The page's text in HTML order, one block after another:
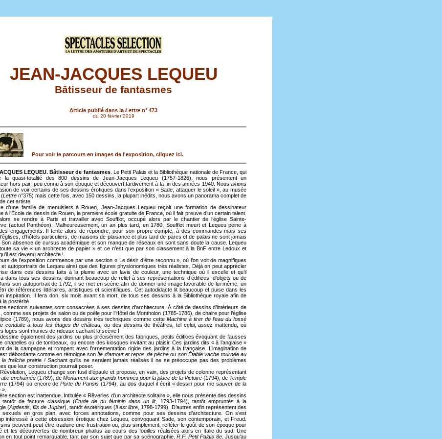
JEAN-JACQUES LEQUEU
Bâtisseur de fantasmes
Article publié dans laLettre n° 473
du 20 février 2019
Pour voir le parcours en images de l'exposition, cliquez ici.
LEQUEU. Bâtisseur de fantasmes. Le Petit Palais et la Bibliothèque nationale de France, qui
la quasi-totalité des 800 dessins de Jean-Jacques Lequeu (1757-1826), nous présentent un
hors pair, peu connu à son époque et découvert tardivement à la fin des années 1940. Nous avions
de voir certains de ses dessins érotiques dans l’exposition « Sade, attaquer le soleil », au musée
(Lettre n°375) mais cette fois, avec 150 dessins, la plupart inédits, nous avons un panorama complet de
cet artiste.
d’une famille de menuisiers à Rouen, Jean-Jacques Lequeu reçoit une formation de dessinateur
à l’École de dessin de Rouen, la première école gratuite de France, où il fait preuve d’un certain talent.
se rendre à Paris et travailler avec Soufflot, occupé alors par le chantier de l’église Sainte-
(actuel Panthéon). Malheureusement, un an plus tard, en 1780, Soufflot meurt et Lequeu peine à
engagements. Il tente alors de répondre, pour son propre compte, à des commandes mais ses
d’hôtels particuliers, de maisons de plaisance et plus tard de parcs et de palais ne sont jamais
Son absence de cursus académique et son manque de réseaux en sont sans doute la cause. Lequeu
sa vie « un architecte de papier » et ce n’est que par son classement à la BnF entre Ledoux et
est devenu architecte !
de l’exposition commence par une section « Le désir d’être reconnu », où l’on voit de magnifiques
et autoportraits de Lequeu ainsi que des figures physionomiques très réalistes. Déjà on peut apprécier
dans ces dessins faits à la plume avec un lavis de couleur, une technique où il excelle et qu’il
dans tous ses dessins, donnant beaucoup de relief à ses représentations d’édifices, d’objets ou de
son autoportrait de 1792, il se met en scène afin de donner une image favorable de lui-même, un
de références littéraires, artistiques et scientifiques. Cet autodidacte lit beaucoup et puise dans les
inspiration. Il fera don, six mois avant sa mort, de tous ses dessins à la Bibliothèque royale afin de
la postérité.
sections suivantes sont consacrées à ses dessins d’architecture. À côté de dessins d’intérieurs de
comme ses projets de salon ou de poêle pour l’Hôtel de Montholon (1785-1786), de chaire pour l’église
(1789), nous avons des dessins très techniques comme cette Machine à tirer de l’eau du fossé
conduite à tous les étages du château, ou des dessins de théâtres, tel celui, assez inattendu, où
loges sont munies de rideaux cachant la scène !
également des jardins ou plus précisément des fabriques, petits édifices évoquant de fausses
chapelles ou de tombeaux, ou encore des kiosques invitant au plaisir. Ces jardins dits « à l’anglaise »
de la campagne et rompent avec l’ornementation rigide des jardins à la française. L’imagination de
débordante comme en témoigne sonÎle d’amour et repos de pêche ou son Étable vache tournée au
la fraîche prairie ! Sachant qu’ils ne seraient jamais réalisés il ne se préoccupe pas des problèmes
que leur construction pourrait poser.
Lequeu change son fusil d’épaule et propose, en vain, des projets de colonne représentant
enchaînée (1789), de Monument aux grands hommes pour la place de la Victoire (1794), de Temple
(1794) ou encore dePorte du Parisis (1794), au dos duquel il écrit « dessin pour me sauver de la
».
section est inattendue. Intitulée « Rêveries d’un architecte solitaire », elle nous présente des dessins
tantôt de facture classique (Étude de nu féminin dans un lit,
1793-1794), tantôt empruntés à la
(Agdestis, fils de Jupiter), tantôt ésotériques (Il est libre, 1798-1799). D’autres enfin représentent des
sexuels en gros plan, avec forces annotations, comme pour ses dessins d’architecture. On s’est
intéressé à cette obsession érotique chez Lequeu, convoquant Sade, son contemporain, et Freud.
peuvent peut-être traduire une frustration ou, plus simplement, refléter le goût de son époque pour
et les découvertes de nombreux phallus au cours des fouilles réalisées alors en Italie du sud. Une
en tout point remarquable, tant par son sujet que par sa scénographie.R.P. Petit Palais 8e. Jusqu’au